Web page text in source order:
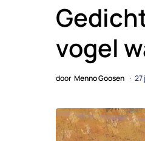
vogel
door Menno Goosen 27